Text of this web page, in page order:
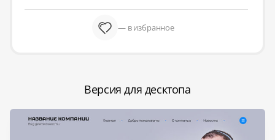
— в избранное
Версия для десктопа